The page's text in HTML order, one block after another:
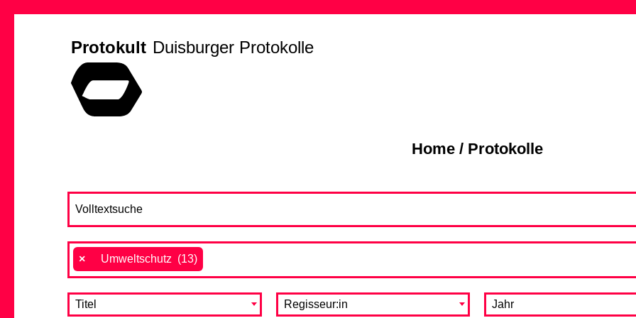
Protokult Duisburger Protokolle
Home/ Protokolle
× Umweltschutz (13)
Titel Regisseur:in Jahr